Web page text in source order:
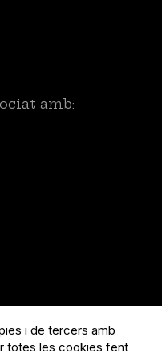
amb:
i de tercers amb
totes les cookies fent